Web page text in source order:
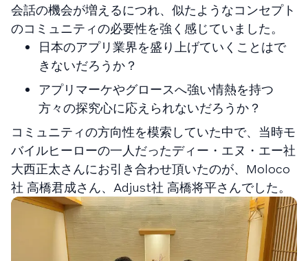
会話の機会が増えるにつれ、似たようなコンセプト
のコミュニティの必要性を強く感じていました。
日本のアプリ業界を盛り上げていくことはで
きないだろうか？
アプリマーケやグロースへ強い情熱を持つ
方々の探究心に応えられないだろうか？
コミュニティの方向性を模索していた中で、当時モ
バイルヒーローの一人だったディー・エヌ・エー社
大西正太さんにお引き合わせ頂いたのが、Moloco
社 高橋君成さん、Adjust社 高橋将平さんでした。